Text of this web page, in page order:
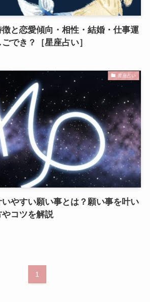
と恋愛傾向・相性・結婚・仕事運
でき？［星座占い］
星座占い
やすい願い事とは？願い事を叶い
コツを解説
1